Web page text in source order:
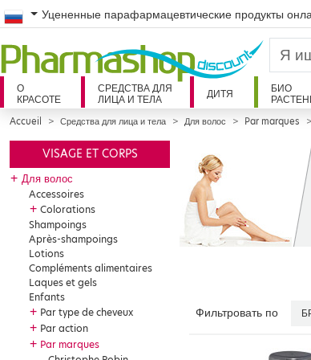
Russian
Уцененные парафармацевтические продукты
О
КРАСОТЕ
СРЕДСТВА ДЛЯ
ЛИЦА И ТЕЛА
ДИТЯ
БИО
Accueil Средства для лица и тела Для волос Par marques
VISAGE ET CORPS
+ Для волос
Accessoires
+ Colorations
Shampoings
Après-shampoings
Lotions
Compléments alimentaires
Laques et gels
Enfants
+ Par type de cheveux
+ Par action
+ Par marques
Фильтровать по